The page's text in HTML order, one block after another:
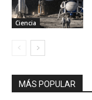
Ciencia
MÁS POPULAR